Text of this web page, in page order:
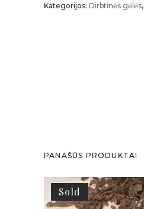
Kategorijos: Dirbtinės gėlės,
PANAŠŪS PRODUKTAI
Sold